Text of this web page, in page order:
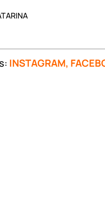
INSTAGRAM,